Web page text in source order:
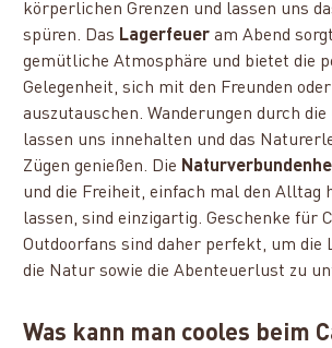
körperlichen Grenzen und lassen uns
spüren. Das Lagerfeuer am Abend
gemütliche Atmosphäre und bietet die
Gelegenheit, sich mit den Freunden
auszutauschen. Wanderungen durch
lassen uns innehalten und das
Zügen genießen. Die
und die Freiheit, einfach mal den Alltag
lassen, sind einzigartig. Geschenke für
Outdoorfans sind daher perfekt, um die
die Natur sowie die Abenteuerlust zu
Was kann man cooles beim